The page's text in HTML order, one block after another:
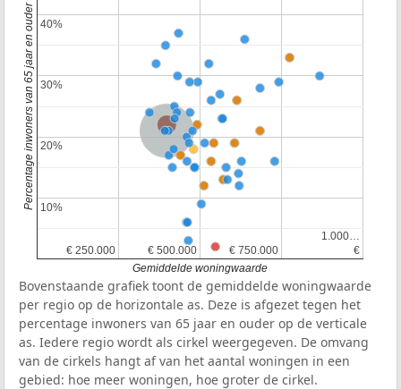
Nederland
Provincie Gelderland
€ 250.000
€ 250.000 € 500.000
€ 500.000 € 750.000
€ 750.000 €
€
1.000…
1.000…
10%
10%
20%
20%
30%
30%
40%
40%
Gemiddelde woningwaarde
Percentage inwoners van 65 jaar en ouder
Bovenstaande grafiek toont de gemiddelde woningwaarde
per regio op de horizontale as. Deze is afgezet tegen het
percentage inwoners van 65 jaar en ouder op de verticale
as. Iedere regio wordt als cirkel weergegeven. De omvang
van de cirkels hangt af van het aantal woningen in een
gebied: hoe meer woningen, hoe groter de cirkel.